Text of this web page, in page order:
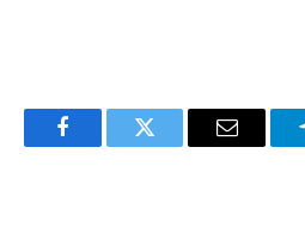
FacebookTwitter Email